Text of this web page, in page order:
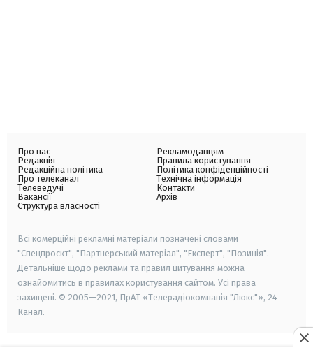
Про нас
Редакція
Редакційна політика
Про телеканал
Телеведучі
Вакансії
Структура власності
Рекламодавцям
Правила користування
Політика конфіденційності
Технічна інформація
Контакти
Архів
Всі комерційні рекламні матеріали позначені словами
"Спецпроєкт", "Партнерський матеріал", "Експерт", "Позиція".
Детальніше щодо реклами та правил цитування можна
ознайомитись в правилах користування сайтом. Усі права
захищені. © 2005—2021, ПрАТ «Телерадіокомпанія "Люкс"», 24
Канал.